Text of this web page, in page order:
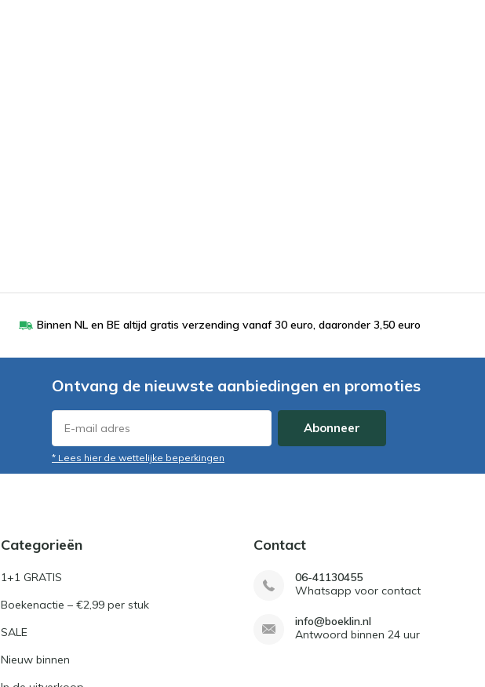
Binnen NL en BE altijd gratis verzending vanaf 30 euro, daaronder 3,50 euro
Ontvang de nieuwste aanbiedingen en promoties
Abonneer
* Lees hier de wettelijke beperkingen
Categorieën
1+1 GRATIS
Boekenactie – €2,99 per stuk
SALE
Nieuw binnen
Contact
06-41130455
Whatsapp voor contact
info@boeklin.nl
Antwoord binnen 24 uur